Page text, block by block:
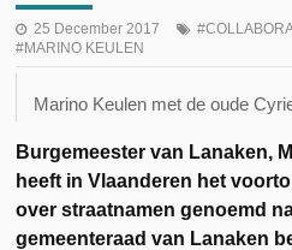
25 December 2017
MARINO KEULEN
Marino Keulen met de oude
Burgemeester van Lanaken,
heeft in Vlaanderen het
over straatnamen genoemd
gemeenteraad van Lanaken